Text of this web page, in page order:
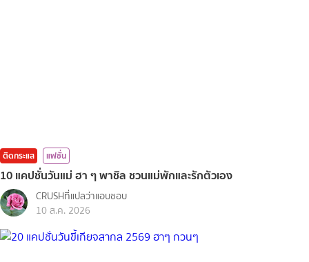
ติดกระแส แฟชั่น
10 แคปชั่นวันแม่ ฮา ๆ พาชิล ชวนแม่พักและรักตัวเอง
CRUSHที่แปลว่าแอบชอบ
10 ส.ค. 2026